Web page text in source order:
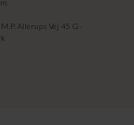
Allerups Vej 45 G -